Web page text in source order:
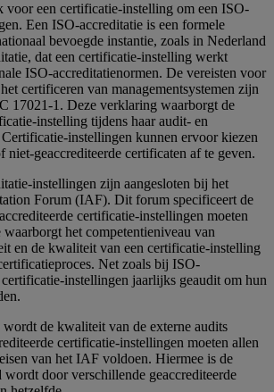
voor een certificatie-instelling om een ISO-
Een ISO-accreditatie is een formele
bevoegde instantie, zoals in Nederland
dat een certificatie-instelling werkt
ISO-accreditatienormen. De vereisten voor
certificeren van managementsystemen zijn
17021-1. Deze verklaring waarborgt de
instelling tijdens haar audit- en
instellingen kunnen ervoor kiezen
niet-geaccrediteerde certificaten af te geven.
instellingen zijn aangesloten bij het
Forum (IAF). Dit forum specificeert de
certificatie-instellingen moeten
het competentieniveau van
en de kwaliteit van een certificatie-instelling
Net zoals bij ISO-
instellingen jaarlijks geaudit om hun
wordt de kwaliteit van de externe audits
certificatie-instellingen moeten allen
van het IAF voldoen. Hiermee is de
door verschillende geaccrediteerde